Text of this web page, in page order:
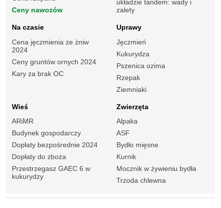
Ceny nawozów
układzie tandem: wady i
zalety
Na czasie
Cena jęczmienia ze żniw
2024
Ceny gruntów ornych 2024
Kary za brak OC
Uprawy
Jęczmień
Kukurydza
Pszenica ozima
Rzepak
Ziemniaki
Wieś
ARiMR
Budynek gospodarczy
Dopłaty bezpośrednie 2024
Dopłaty do zboża
Przestrzegasz GAEC 6 w
kukurydzy
Zwierzęta
Alpaka
ASF
Bydło mięsne
Kurnik
Mocznik w żywieniu bydła
Trzoda chlewna